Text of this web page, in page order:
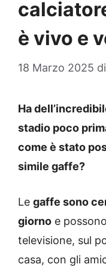
è vivo e
18 Marzo 2025 di
Ha
stadio poco
come è stato
simile gaffe?
Le gaffe sono
giorno e
televisione, sul
casa, con gli